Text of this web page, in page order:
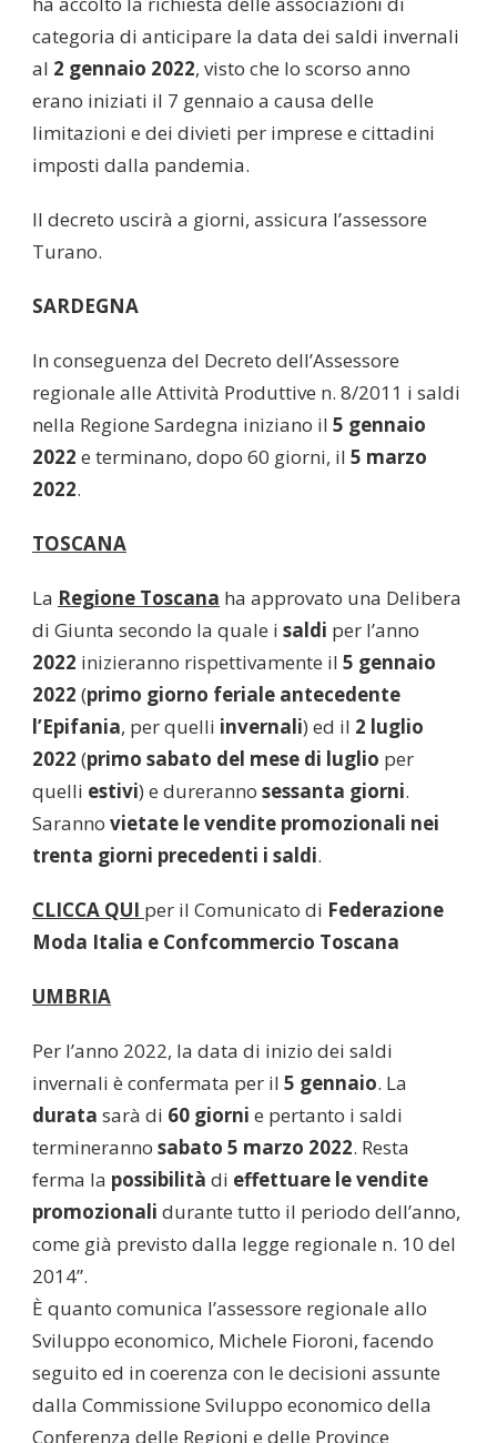
categoria di anticipare la data dei saldi invernali
al 2 gennaio 2022, visto che lo scorso anno
erano iniziati il 7 gennaio a causa delle
limitazioni e dei divieti per imprese e cittadini
imposti dalla pandemia.
Il decreto uscirà a giorni, assicura l’assessore
Turano.
SARDEGNA
In conseguenza del Decreto dell’Assessore
regionale alle Attività Produttive n. 8/2011 i saldi
nella Regione Sardegna iniziano il 5 gennaio
2022 e terminano, dopo 60 giorni, il 5 marzo
2022.
TOSCANA
La Regione Toscana ha approvato una Delibera
di Giunta secondo la quale i saldi per l’anno
2022 inizieranno rispettivamente il 5 gennaio
2022 (primo giorno feriale antecedente
l’Epifania, per quelli invernali) ed il 2 luglio
2022 (primo sabato del mese di luglio per
quelli estivi) e dureranno sessanta giorni.
Saranno vietate le vendite promozionali nei
trenta giorni precedenti i saldi.
CLICCA QUI per il Comunicato di Federazione
Moda Italia e Confcommercio Toscana
UMBRIA
Per l’anno 2022, la data di inizio dei saldi
invernali è confermata per il 5 gennaio. La
durata sarà di 60 giorni e pertanto i saldi
termineranno sabato 5 marzo 2022. Resta
ferma la possibilità di effettuare le vendite
promozionali durante tutto il periodo dell’anno,
come già previsto dalla legge regionale n. 10 del
2014”.
È quanto comunica l’assessore regionale allo
Sviluppo economico, Michele Fioroni, facendo
seguito ed in coerenza con le decisioni assunte
dalla Commissione Sviluppo economico della
Conferenza delle Regioni e delle Province